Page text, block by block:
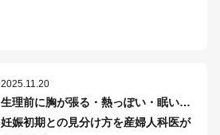
2025.11.20
生理前に胸が張る・熱っぽい・眠い…
妊娠初期との見分け方を産婦人科医が